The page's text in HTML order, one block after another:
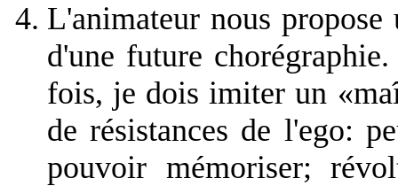
L'animateur nous propose
d'une future
fois, je dois imiter un
de résistances de l'ego:
pouvoir mémoriser;